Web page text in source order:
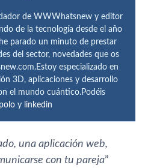
de WWWhatsnew y editor
de la tecnología desde el año
parado un minuto de prestar
del sector, novedades que os
especializado en
3D, aplicaciones y desarrollo
el mundo cuántico.Podéis
y linkedin
una aplicación web,
con tu pareja”